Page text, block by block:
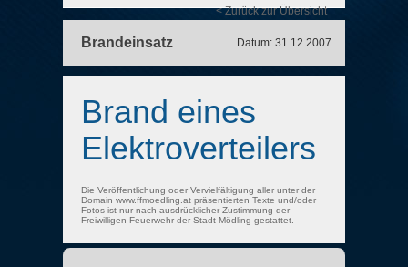
< Zurück zur Übersicht
Brandeinsatz Datum: 31.12.2007
Brand eines
Elektroverteilers
Die Veröffentlichung oder Vervielfältigung aller unter der
Domain www.ffmoedling.at präsentierten Texte und/oder
Fotos ist nur nach ausdrücklicher Zustimmung der
Freiwilligen Feuerwehr der Stadt Mödling gestattet.